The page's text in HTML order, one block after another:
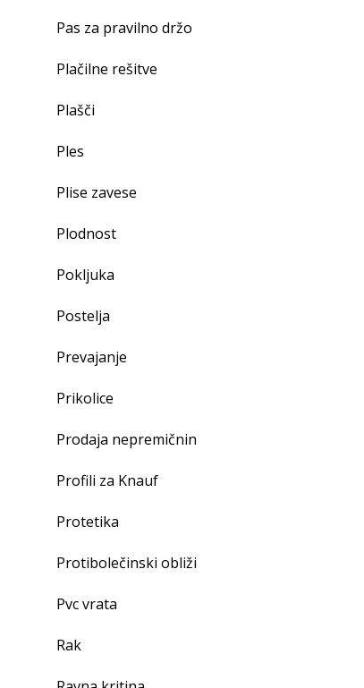
Pas za pravilno držo
Plačilne rešitve
Plašči
Ples
Plise zavese
Plodnost
Pokljuka
Postelja
Prevajanje
Prikolice
Prodaja nepremičnin
Profili za Knauf
Protetika
Protibolečinski obliži
Pvc vrata
Rak